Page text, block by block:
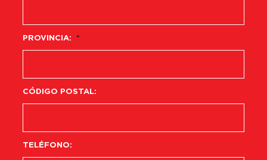
PROVINCIA: *
CÓDIGO POSTAL:
TELÉFONO: